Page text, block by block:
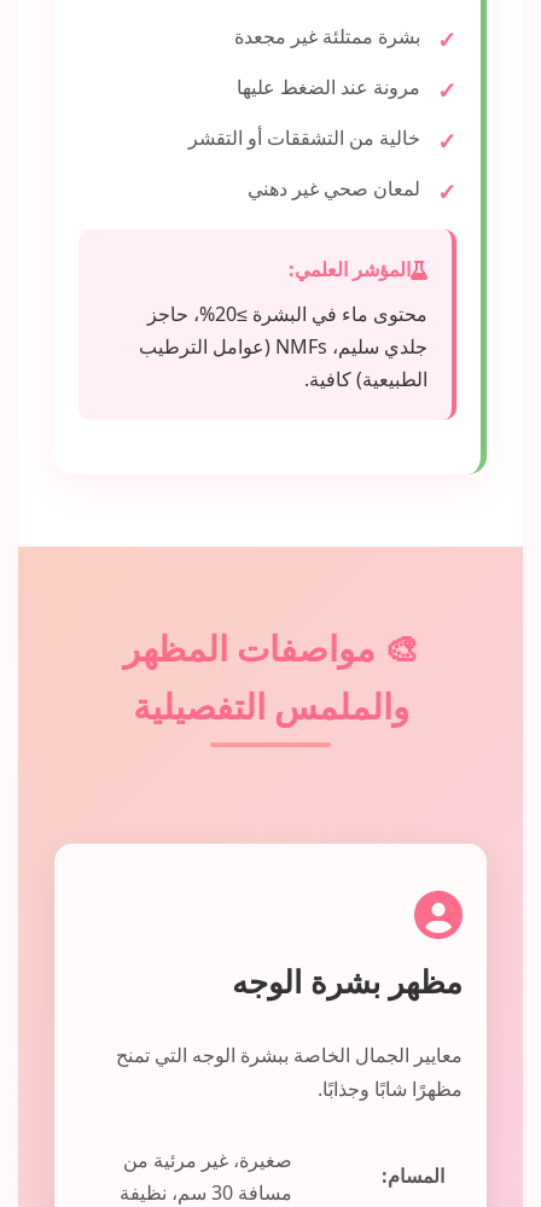
بشرة ممتلئة غير مجعدة
مرونة عند الضغط عليها
خالية من التشققات أو التقشر
لمعان صحي غير دهني
المؤشر العلمي:
محتوى ماء في البشرة ≥20%، حاجز
جلدي سليم، NMFs (عوامل الترطيب
الطبيعية) كافية.
🎨 مواصفات المظهر
والملمس التفصيلية
مظهر بشرة الوجه
معايير الجمال الخاصة ببشرة الوجه التي تمنح
مظهرًا شابًا وجذابًا.
المسام:
صغيرة، غير مرئية من
مسافة 30 سم، نظيفة